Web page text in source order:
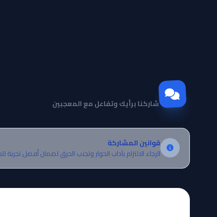
مجتمع Otanyuu
شاركنا برأيك وتفاعل مع المعجبين
قوانين المشاركة
الرجاء الالتزام بآداب الحوار وتجنب الحرق لضمان أفضل تجربة